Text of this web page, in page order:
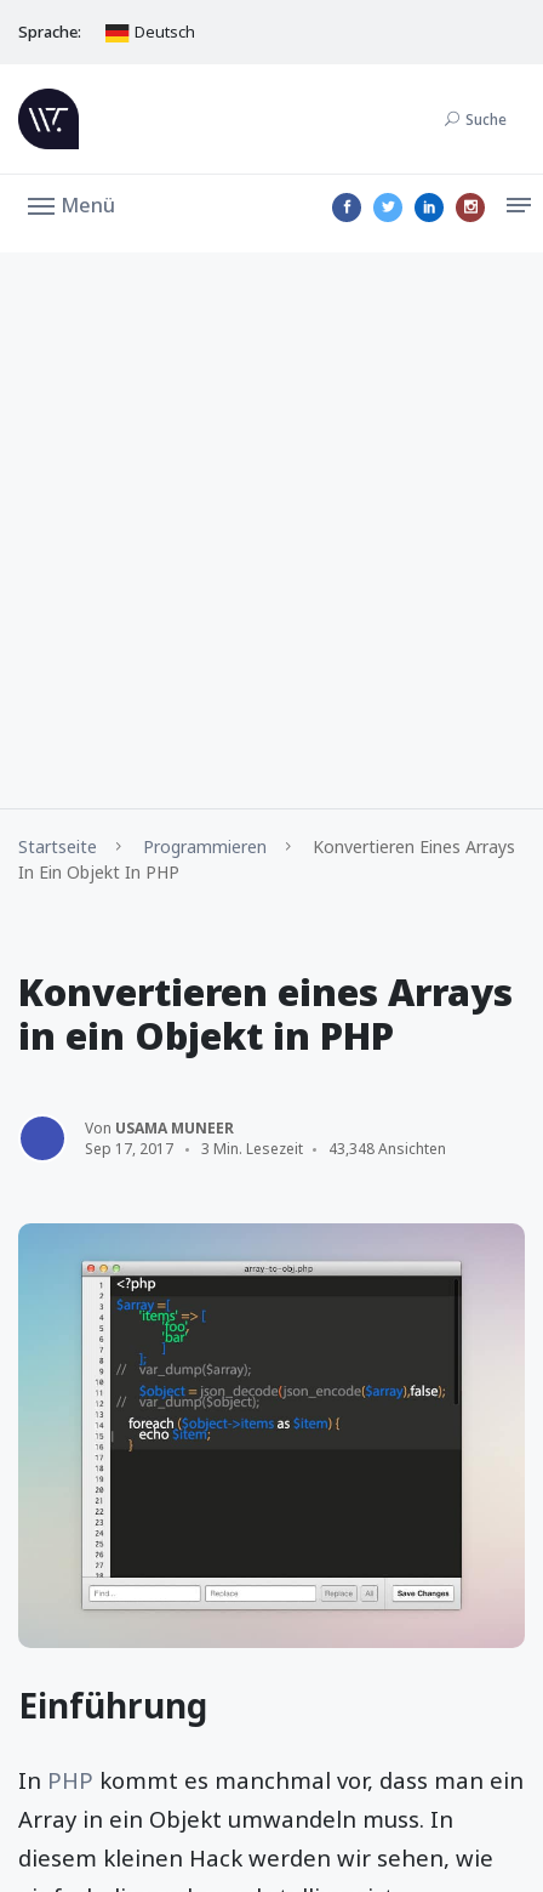
Sprache: Deutsch
Suche
Menü
Startseite Programmieren
Konvertieren Eines Arrays
In Ein Objekt In PHP
Konvertieren eines Arrays
in ein Objekt in PHP
Von USAMA MUNEER
Sep 17, 2017
3 Min. Lesezeit 43,348 Ansichten
Einführung
In PHP kommt es manchmal vor, dass man ein
Array in ein Objekt umwandeln muss. In
diesem kleinen Hack werden wir sehen, wie